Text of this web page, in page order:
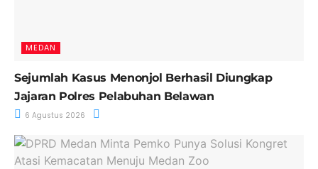
MEDAN
Sejumlah Kasus Menonjol Berhasil Diungkap
Jajaran Polres Pelabuhan Belawan
6 Agustus 2026